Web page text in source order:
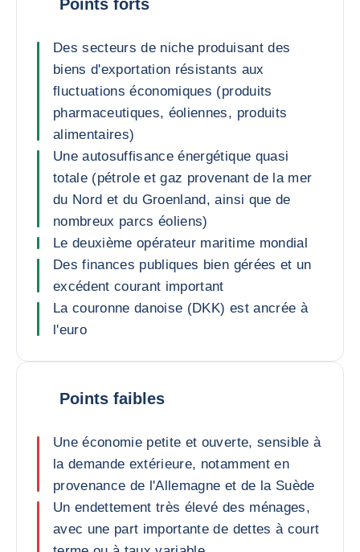
Points forts
Des secteurs de niche produisant des
biens d'exportation résistants aux
fluctuations économiques (produits
pharmaceutiques, éoliennes, produits
alimentaires)
Une autosuffisance énergétique quasi
totale (pétrole et gaz provenant de la mer
du Nord et du Groenland, ainsi que de
nombreux parcs éoliens)
Le deuxième opérateur maritime mondial
Des finances publiques bien gérées et un
excédent courant important
La couronne danoise (DKK) est ancrée à
l'euro
Points faibles
Une économie petite et ouverte, sensible à
la demande extérieure, notamment en
provenance de l'Allemagne et de la Suède
Un endettement très élevé des ménages,
avec une part importante de dettes à court